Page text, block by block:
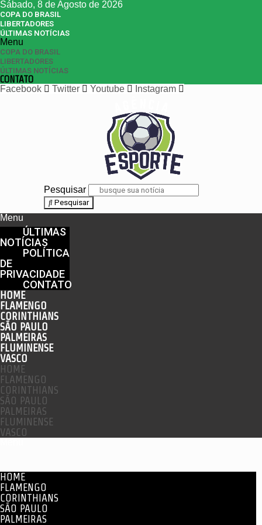
Sábado, 8 de Agosto de 2026
COPA DO BRASIL
LIBERTADORES
ÚLTIMAS NOTÍCIAS
Menu
COPA DO BRASIL
LIBERTADORES
ÚLTIMAS NOTÍCIAS
CONTATO
Facebook
Twitter Youtube Instagram
Pesquisar
Pesquisar
Menu
ÚLTIMAS
NOTÍCIAS
POLÍTICA
DE
PRIVACIDADE
CONTATO
HOME
FLAMENGO
CORINTHIANS
SÃO PAULO
PALMEIRAS
FLUMINENSE
VASCO
HOME
FLAMENGO
CORINTHIANS
SÃO PAULO
PALMEIRAS
FLUMINENSE
VASCO
HOME
FLAMENGO
CORINTHIANS
SÃO PAULO
PALMEIRAS